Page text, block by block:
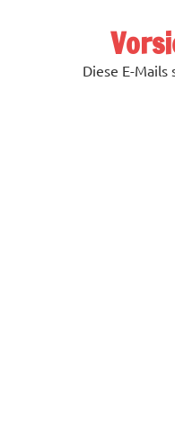
Diese E-